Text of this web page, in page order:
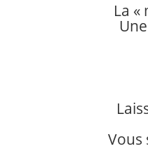
La «
Vous